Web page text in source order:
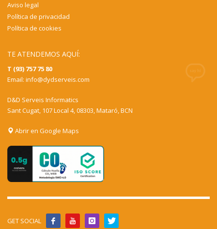
Aviso legal
Política de privacidad
Política de cookies
TE ATENDEMOS AQUÍ:
T (93) 757 75 80
Email: info@dydserveis.com
D&D Serveis Informatics
Sant Cugat, 107 Local 4, 08303, Mataró, BCN
Abrir en Google Maps
GET SOCIAL